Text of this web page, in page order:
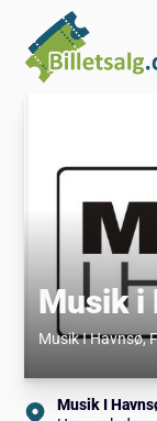
Musik i
Musik I Havnsø,
Musik I